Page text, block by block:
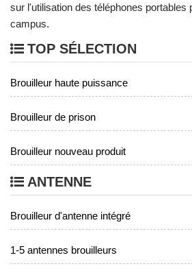
sur l'utilisation des téléphones portables
campus.
TOP SÉLECTION
Brouilleur haute puissance
Brouilleur de prison
Brouilleur nouveau produit
ANTENNE
Brouilleur d'antenne intégré
1-5 antennes brouilleurs